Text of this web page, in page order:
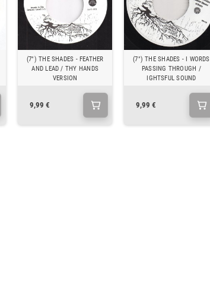
(7") THE SHADES - FEATHER
AND LEAD / THY HANDS
VERSION
9,99 €
(7") THE SHADES - I WORDS
PASSING THROUGH /
IGHTSFUL SOUND
9,99 €